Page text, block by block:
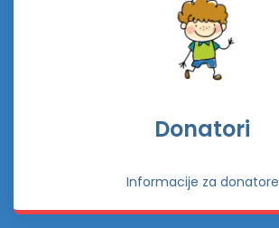
Donatori
Informacije za donatore